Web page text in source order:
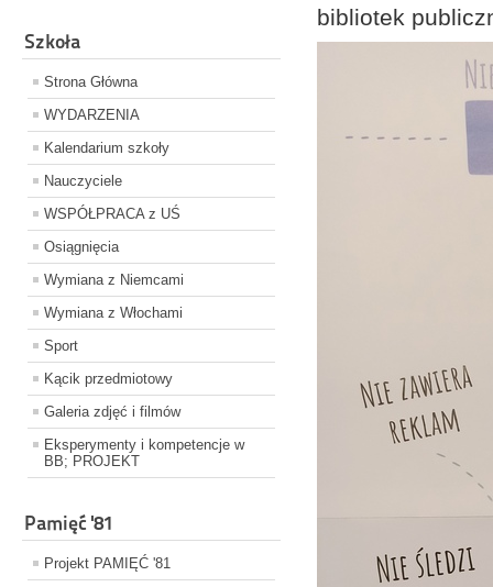
Szkoła
Strona Główna
WYDARZENIA
Kalendarium szkoły
Nauczyciele
WSPÓŁPRACA z UŚ
Osiągnięcia
Wymiana z Niemcami
Wymiana z Włochami
Sport
Kącik przedmiotowy
Galeria zdjęć i filmów
Eksperymenty i kompetencje w
BB; PROJEKT
Pamięć '81
Projekt PAMIĘĆ '81
bibliotek